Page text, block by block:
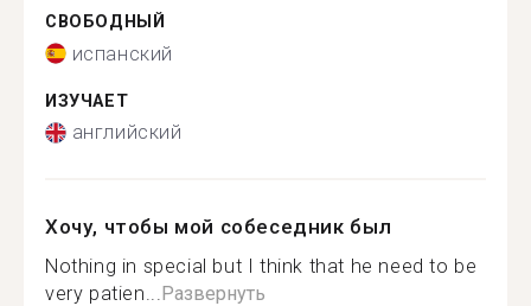
СВОБОДНЫЙ
испанский
ИЗУЧАЕТ
английский
Хочу, чтобы мой собеседник был
Nothing in special but I think that he need to be
very patien...Развернуть